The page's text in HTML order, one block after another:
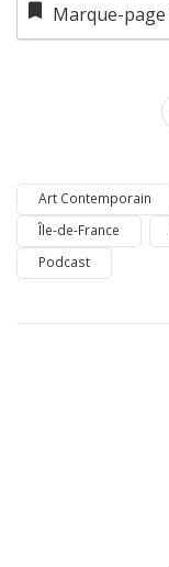
Marque-page
Art Contemporain
Île-de-France
Podcast